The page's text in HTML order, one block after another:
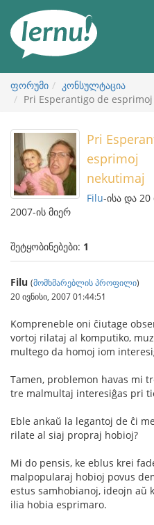
ნახვა
ფორუმი
კონსულტაცია
Pri Esperantigo de
Pri
esprimoj
nekutimaj
Filu-ისა და 20
2007-ის მიერ
შეტყობინებები: 1
Filu (მომხმარებლის პროფილი)
20 ივნისი, 2007 01:44:51
Kompreneble oni ĉiutage
vortoj rilataj al komputiko,
multego da homoj iom
Tamen, problemon havas mi
tre malmultaj interesiĝas pri
Eble ankaŭ la legantoj de ĉi
rilate al siaj propraj hobioj?
Mi do pensis, ke eblus krei
malpopularaj hobioj povus
estus samhobianoj, ideojn aŭ
ilia hobia esprimaro.